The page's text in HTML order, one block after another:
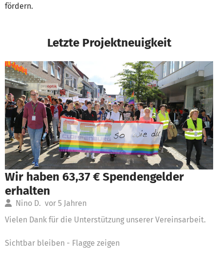
fördern.
Letzte Projektneuigkeit
Wir haben 63,37 € Spendengelder
erhalten
Nino D. vor 5 Jahren
Vielen Dank für die Unterstützung unserer Vereinsarbeit.
Sichtbar bleiben - Flagge zeigen